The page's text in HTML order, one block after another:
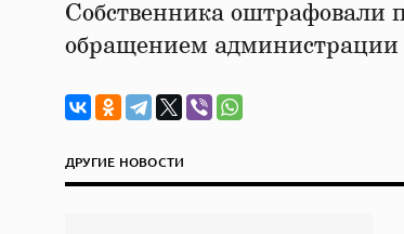
Собственника оштрафовали
обращением администрации
ДРУГИЕ НОВОСТИ